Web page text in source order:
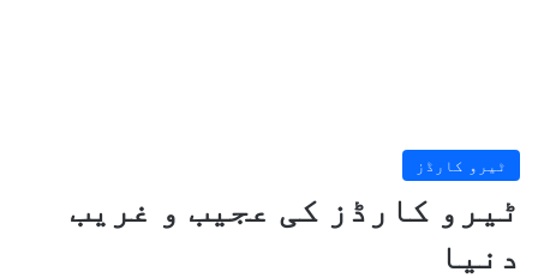
ٹیرو کارڈز
ٹیرو کارڈز کی عجیب و غریب
دنیا